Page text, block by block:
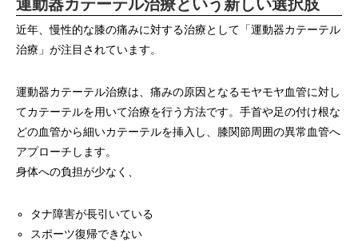
運動器カテーテル治療という新しい選択肢
近年、慢性的な膝の痛みに対する治療として「運動器カテーテル
治療」が注目されています。
運動器カテーテル治療は、痛みの原因となるモヤモヤ血管に対し
てカテーテルを用いて治療を行う方法です。 手首や足の付け根な
どの血管から細いカテーテルを挿入し、膝関節周囲の異常血管へ
アプローチします。
身体への負担が少なく、
タナ障害が長引いている
スポーツ復帰できない